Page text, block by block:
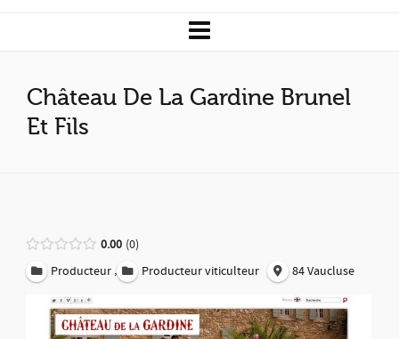
Château De La Gardine Brunel
Et Fils
0.00 0
Producteur , Producteur viticulteur 84 Vaucluse